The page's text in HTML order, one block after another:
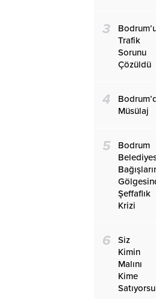
3
Trafik
Sorunu
Çözüldü
4
Müsülaj
5
Bodrum
Şeffaflık
Krizi
6
Siz
Kimin
Malını
Kime